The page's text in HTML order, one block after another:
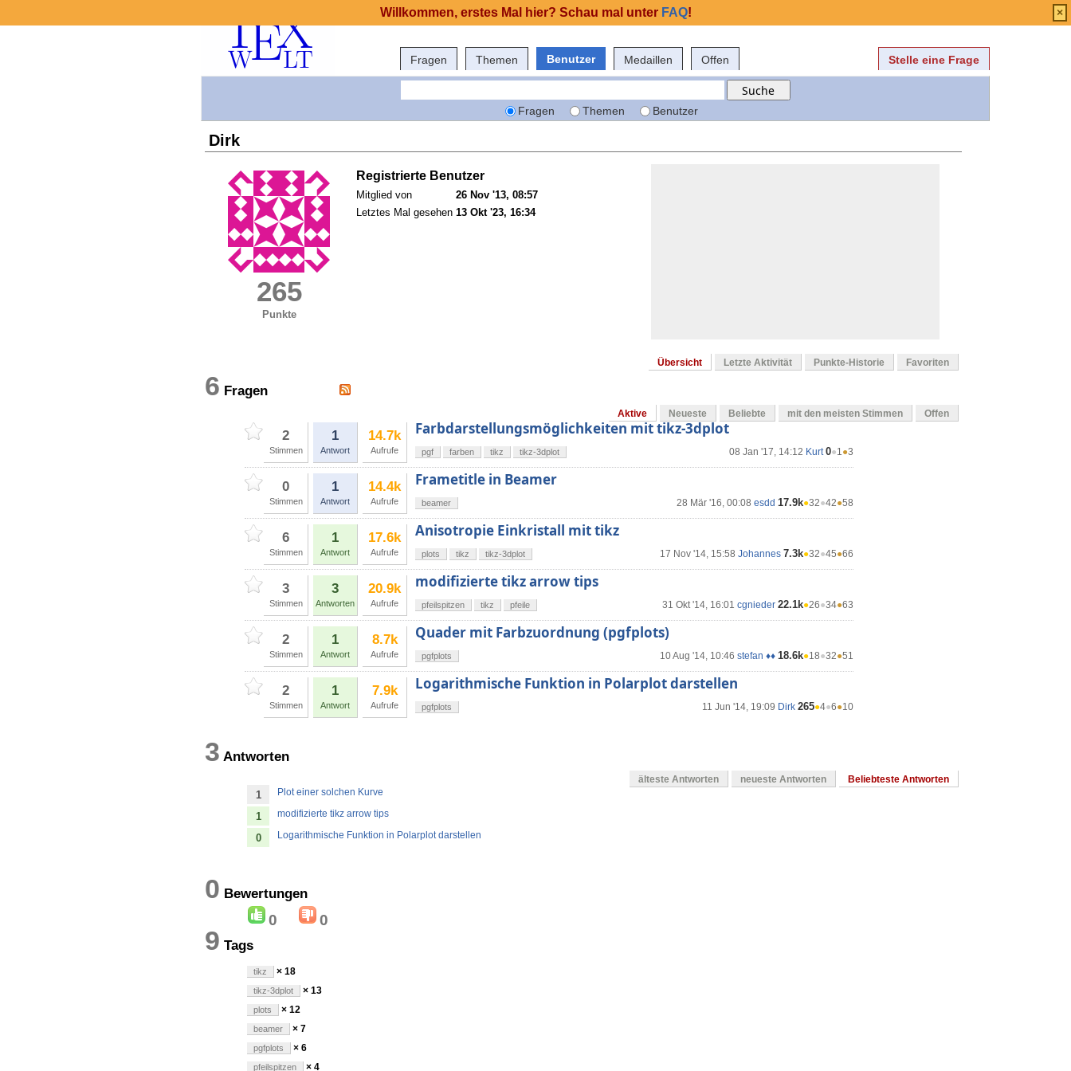
Fragen Themen Benutzer Medaillen Offen Stelle eine Frage
Fragen Themen Benutzer
Dirk
265
Punkte
Registrierte Benutzer
Mitglied von
26 Nov '13, 08:57
Letztes Mal gesehen 13 Okt '23, 16:34
Übersicht Letzte Aktivität Punkte-Historie Favoriten
6 Fragen
Aktive Neueste Beliebte mit den meisten Stimmen Offen
2
Stimmen
1
Antwort
14.7k
Aufrufe
Farbdarstellungsmöglichkeiten mit tikz-3dplot
08 Jan '17, 14:12 Kurt 0●1●3
pgf farben tikz tikz-3dplot
0
Stimmen
1
Antwort
14.4k
Aufrufe
Frametitle in Beamer
28 Mär '16, 00:08 esdd 17.9k●32●42●58
beamer
6
Stimmen
1
Antwort
17.6k
Aufrufe
Anisotropie Einkristall mit tikz
17 Nov '14, 15:58 Johannes 7.3k●32●45●66
plots tikz tikz-3dplot
3
Stimmen
3
Antworten
20.9k
Aufrufe
modifizierte tikz arrow tips
31 Okt '14, 16:01 cgnieder 22.1k●26●34●63
pfeilspitzen tikz pfeile
2
Stimmen
1
Antwort
8.7k
Aufrufe
Quader mit Farbzuordnung (pgfplots)
10 Aug '14, 10:46 stefan ♦♦ 18.6k●18●32●51
pgfplots
2
Stimmen
1
Antwort
7.9k
Aufrufe
Logarithmische Funktion in Polarplot darstellen
11 Jun '14, 19:09 Dirk 265●4●6●10
pgfplots
3 Antworten
älteste Antworten neueste Antworten Beliebteste Antworten
1 Plot einer solchen Kurve
1 modifizierte tikz arrow tips
0 Logarithmische Funktion in Polarplot darstellen
0 Bewertungen
0 0
9 Tags
tikz × 18
tikz-3dplot × 13
plots × 12
beamer × 7
pgfplots × 6
pfeilspitzen × 4
Willkommen, erstes Mal hier? Schau mal unter FAQ! ×